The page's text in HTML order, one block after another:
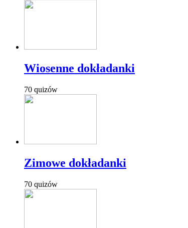
Wiosenne dokładanki
70 quizów
Zimowe dokładanki
70 quizów